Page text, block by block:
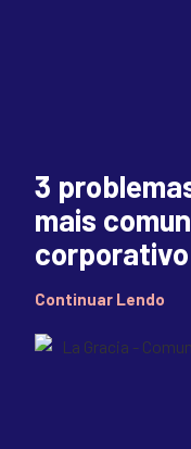
3
mais
corporativo
Continuar Lendo